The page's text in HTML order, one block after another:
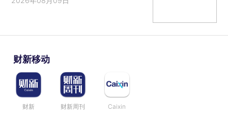
财新移动
财新 财新周刊 Caixin